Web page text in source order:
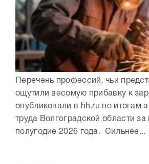
Перечень профессий, чьи
ощутили весомую прибавку к
опубликовали в hh.ru по итогам
труда Волгоградской области за
полугодие 2026 года. Сильнее...